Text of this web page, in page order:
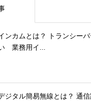
ンカムとは？ トランシー
業務用イ...
ジタル簡易無線とは？ 通